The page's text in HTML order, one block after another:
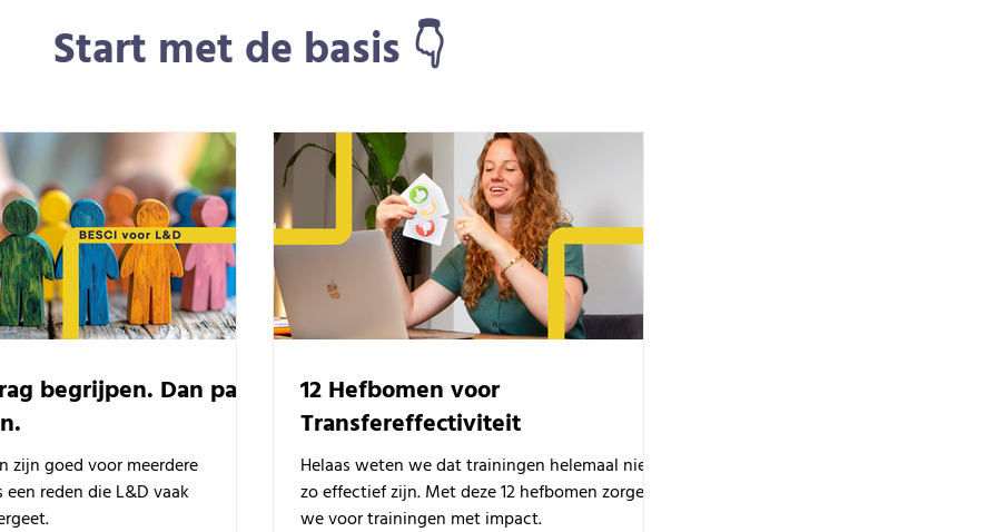
Start met de basis 👇
begrijpen. Dan pas
zijn goed voor meerdere
reden die L&D vaak
12 Hefbomen voor
Transfereffectiviteit
Helaas weten we dat trainingen helemaal niet
zo effectief zijn. Met deze 12 hefbomen zorgen
we voor trainingen met impact.